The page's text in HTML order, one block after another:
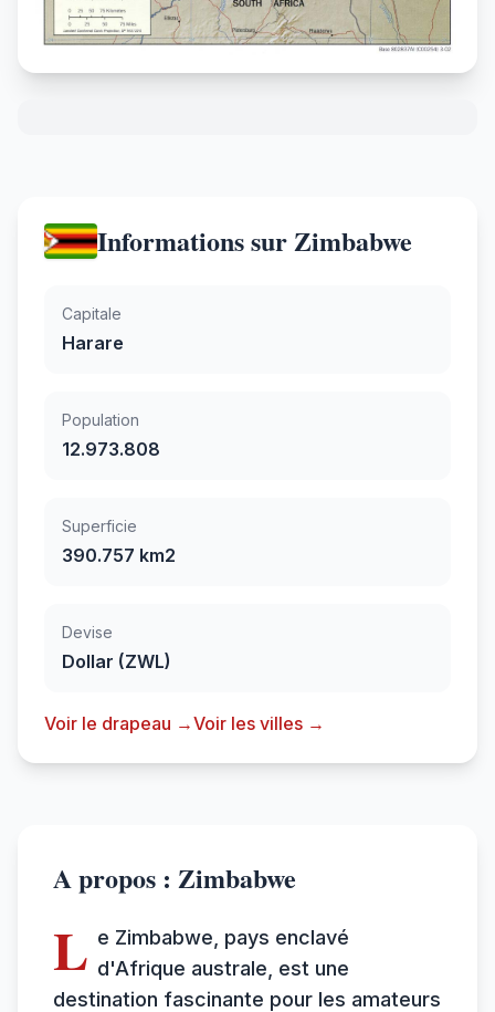
Informations sur Zimbabwe
Capitale
Harare
Population
12.973.808
Superficie
390.757 km2
Devise
Dollar (ZWL)
Voir le drapeau →Voir les villes →
A propos : Zimbabwe
L e Zimbabwe, pays enclavé
d'Afrique australe, est une
destination fascinante pour les amateurs